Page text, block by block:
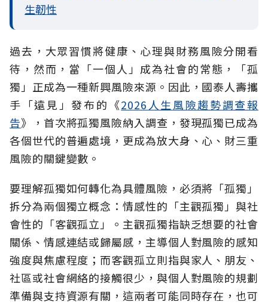
生韌性
過去，大眾習慣將健康、心理與財務風險分開看
待，然而，當「一個人」成為社會的常態，「孤
獨」正成為一種新興風險來源。因此，國泰人壽攜
手「遠見」發布的《2026人生風險趨勢調查報
告》，首次將孤獨風險納入調查，發現孤獨已成為
各個世代的普遍處境，更成為放大身、心、財三重
風險的關鍵變數。
要理解孤獨如何轉化為具體風險，必須將「孤獨」
拆分為兩個獨立概念：情感性的「主觀孤獨」與社
會性的「客觀孤立」。主觀孤獨指缺乏想要的社會
關係、情感連結或歸屬感，主導個人對風險的感知
強度與焦慮程度；而客觀孤立則指與家人、朋友、
社區或社會網絡的接觸很少，與個人對風險的規劃
準備與支持資源有關，這兩者可能同時存在，也可